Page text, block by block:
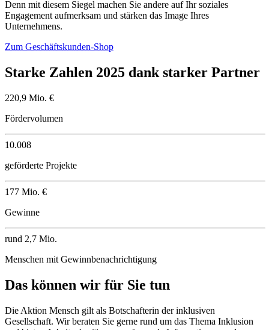
Denn mit diesem Siegel machen Sie andere auf Ihr soziales
Engagement aufmerksam und stärken das Image Ihres
Unternehmens.
Zum Geschäftskunden-Shop
Starke Zahlen 2025 dank starker Partner
220,9 Mio. €
Fördervolumen
10.008
geförderte Projekte
177 Mio. €
Gewinne
rund 2,7 Mio.
Menschen mit Gewinnbenachrichtigung
Das können wir für Sie tun
Die Aktion Mensch gilt als Botschafterin der inklusiven
Gesellschaft. Wir beraten Sie gerne rund um das Thema Inklusion